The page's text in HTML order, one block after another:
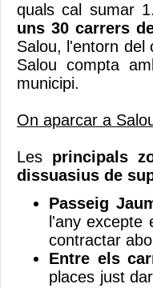
quals cal sumar
uns 30 carrers
Salou, l'entorn del
Salou compta
municipi.
On aparcar a
Les principals
dissuasius de
Passeig
l'any
contractar
Entre els
places just